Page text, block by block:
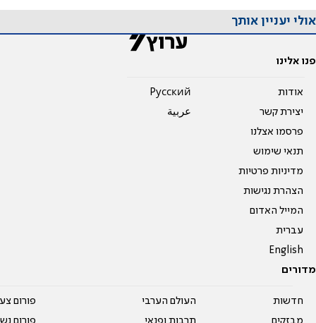
אולי יעניין אותך
פנו אלינו
אודות
יצירת קשר
פרסמו אצלנו
תנאי שימוש
מדיניות פרטיות
הצהרת נגישות
המייל האדום
עברית
English
Pусский
عربية
מדורים
חדשות
העולם הערבי
פורום